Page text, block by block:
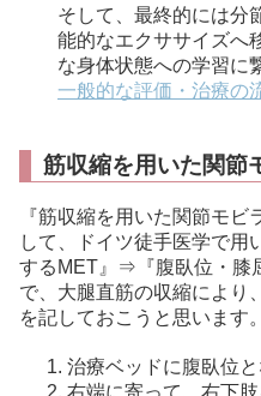
そして、最終的には分
能的なエクササイズへ
な身体状態への学習に
一般的な評価・治療の
筋収縮を用いた関節
『筋収縮を用いた関節モ
して、ドイツ徒手医学で用
するMET』⇒『腹臥位・膝
で、大腿直筋の収縮により
を記しておこうと思います。
治療ベッドに腹臥位と
右端に寄って、右下